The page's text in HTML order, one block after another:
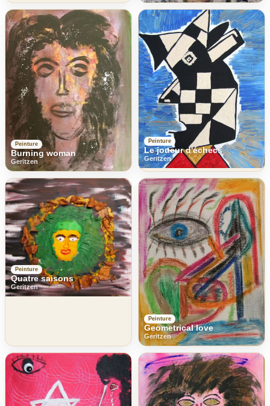
Peinture
Burning woman
Geritzen
Peinture
Le joueur d'échecs
Geritzen
Peinture
Quatre saisons
Geritzen
Peinture
Geometrical love
Geritzen